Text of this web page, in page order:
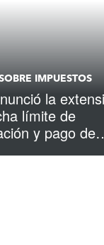
IMPUESTOS
la
límite de
y pago de